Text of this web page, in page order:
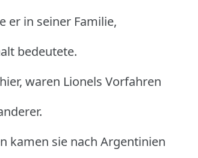
er in seiner Familie,
bedeutete.
waren Lionels Vorfahren
kamen sie nach Argentinien